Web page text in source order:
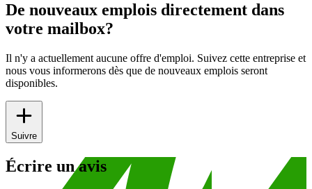
De nouveaux emplois directement dans
votre mailbox?
Il n'y a actuellement aucune offre d'emploi. Suivez cette entreprise et
nous vous informerons dès que de nouveaux emplois seront
disponibles.
Suivre
Écrire un avis